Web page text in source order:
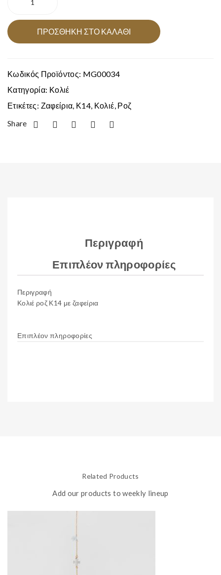
Κ14
με
ζαφείρια
ΠΡΟΣΘΉΚΗ ΣΤΟ ΚΑΛΆΘΙ
Κωδικός Προϊόντος: MG00034
Κατηγορία: Κολιέ
Ετικέτες: Ζαφείρια, Κ14, Κολιέ, Ροζ
Share
Περιγραφή
Επιπλέον πληροφορίες
Περιγραφή
Κολιέ ροζ Κ14 με ζαφείρια
Επιπλέον πληροφορίες
Related Products
Add our products to weekly lineup